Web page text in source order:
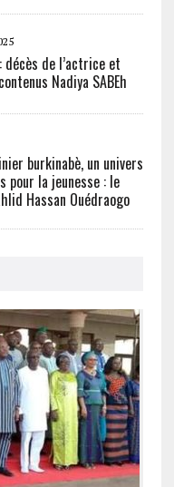
décès de l’actrice et
Nadiya SABEh
burkinabè, un univers
pour la jeunesse : le
Hassan Ouédraogo